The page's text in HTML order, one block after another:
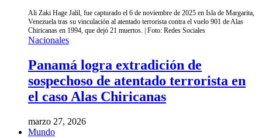
Ali Zaki Hage Jalil, fue capturado el 6 de noviembre de 2025 en Isla de Margarita,
Venezuela tras su vinculación al atentado terrorista contra el vuelo 901 de Alas
Chiricanas en 1994, que dejó 21 muertos. | Foto: Redes Sociales
Nacionales
Panamá logra extradición de
sospechoso de atentado terrorista en
el caso Alas Chiricanas
marzo 27, 2026
Mundo